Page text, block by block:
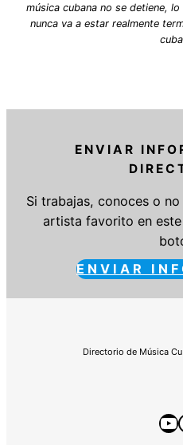
música cubana no se detiene,
nunca va a estar realmente
ENVIAR
Si trabajas, conoces o
artista favorito en
ENVIAR
Directorio de Música